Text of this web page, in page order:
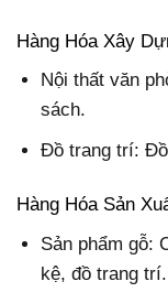
Hàng Hóa Xây
Nội thất văn
sách.
Đồ trang trí:
Hàng Hóa Sản
Sản phẩm gỗ:
kệ, đồ trang trí.